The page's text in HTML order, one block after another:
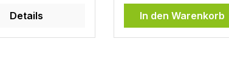
Details In den Warenkorb